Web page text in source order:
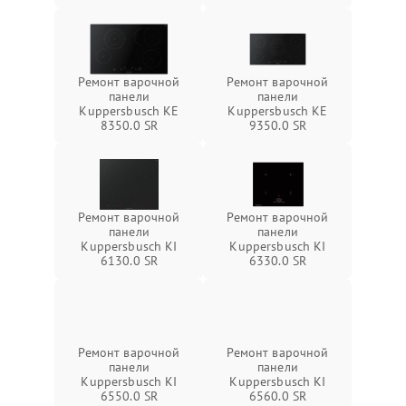
Ремонт варочной
панели
Kuppersbusch KE
8350.0 SR
Ремонт варочной
панели
Kuppersbusch KE
9350.0 SR
Ремонт варочной
панели
Kuppersbusch KI
6130.0 SR
Ремонт варочной
панели
Kuppersbusch KI
6330.0 SR
Ремонт варочной
панели
Kuppersbusch KI
6550.0 SR
Ремонт варочной
панели
Kuppersbusch KI
6560.0 SR